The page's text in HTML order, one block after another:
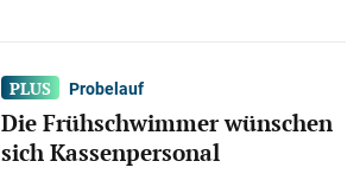
Probelauf
Die Frühschwimmer wünschen
sich Kassenpersonal